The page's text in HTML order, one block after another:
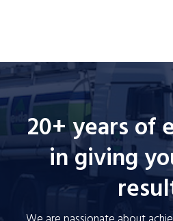
20+ years of
in giving